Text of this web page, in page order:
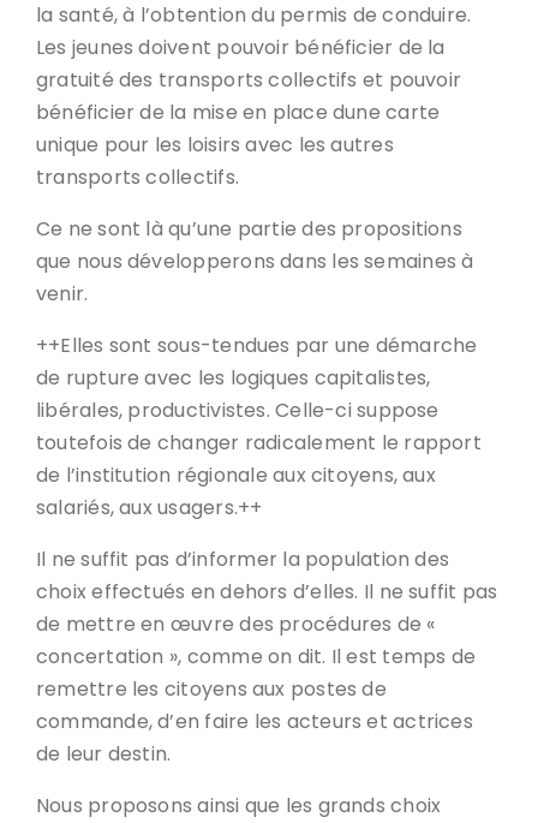
la santé, à l’obtention du permis de conduire.
Les jeunes doivent pouvoir bénéficier de la
gratuité des transports collectifs et pouvoir
bénéficier de la mise en place dune carte
unique pour les loisirs avec les autres
transports collectifs.
Ce ne sont là qu’une partie des propositions
que nous développerons dans les semaines à
venir.
++Elles sont sous-tendues par une démarche
de rupture avec les logiques capitalistes,
libérales, productivistes. Celle-ci suppose
toutefois de changer radicalement le rapport
de l’institution régionale aux citoyens, aux
salariés, aux usagers.++
Il ne suffit pas d’informer la population des
choix effectués en dehors d’elles. Il ne suffit pas
de mettre en œuvre des procédures de «
concertation », comme on dit. Il est temps de
remettre les citoyens aux postes de
commande, d’en faire les acteurs et actrices
de leur destin.
Nous proposons ainsi que les grands choix